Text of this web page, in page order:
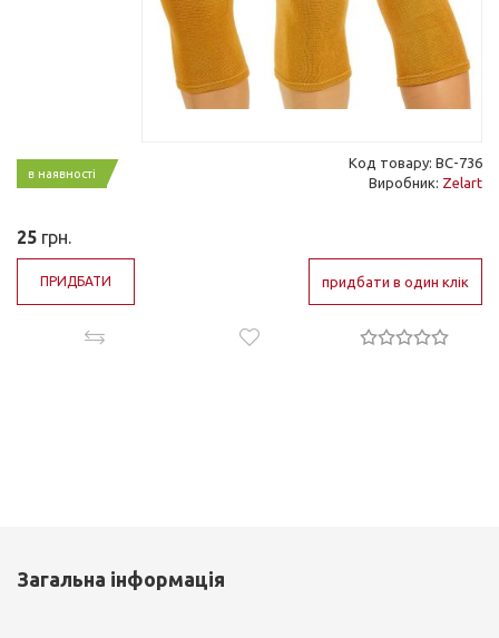
в наявності
Код товару: BC-736
Виробник: Zelart
25 грн.
ПРИДБАТИ придбати в один клік
Загальна інформація